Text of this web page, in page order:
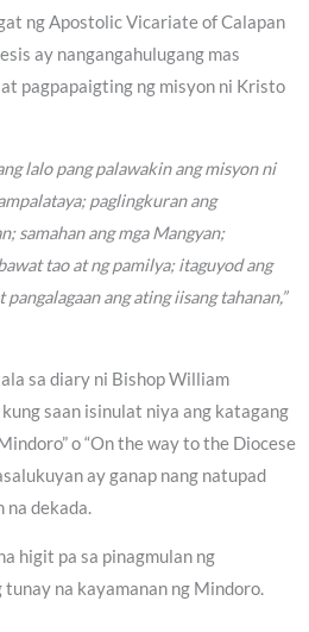
ng Apostolic Vicariate of Calapan
ay nangangahulugang mas
pagpapaigting ng misyon ni Kristo
lalo pang palawakin ang misyon ni
paglingkuran ang
samahan ang mga Mangyan;
tao at ng pamilya; itaguyod ang
ang ating iisang tahanan,”
sa diary ni Bishop William
saan isinulat niya ang katagang
o “On the way to the Diocese
ay ganap nang natupad
na dekada.
higit pa sa pinagmulan ng
na kayamanan ng Mindoro.